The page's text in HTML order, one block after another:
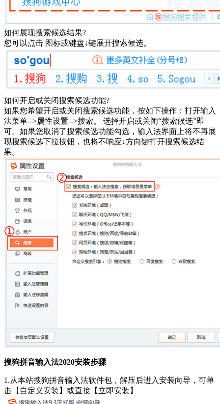
如何展现搜索候选结果?
您可以点击 图标或键盘↓键展开搜索候选。
如何开启或关闭搜索候选功能?
如果您希望开启或关闭搜索候选功能，按如下操作：打开输入
法菜单-->属性设置-->搜索。 选择开启或关闭“搜索候选”即
可。如果您取消了搜索候选功能勾选，输入法界面上将不再展
现搜索候选下拉按钮，也将不响应↓方向键打开搜索候选结
果。
搜狗拼音输入法2020安装步骤
1.从本站搜狗拼音输入法软件包，解压后进入安装向导，可单
击【自定义安装】或直接【立即安装】